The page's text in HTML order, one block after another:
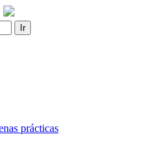
prácticas